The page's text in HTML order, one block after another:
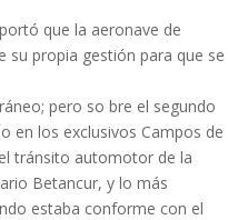
que la aeronave de
su propia gestión para que se
pero so­ bre el segundo
en los exclusivos Campos de
tránsito automotor de la
Betancur, y lo más
estaba conforme con el